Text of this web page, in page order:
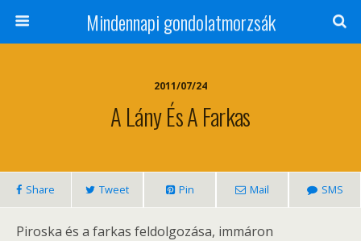
Mindennapi gondolatmorzsák
2011/07/24
A Lány És A Farkas
Share Tweet Pin Mail SMS
Piroska és a farkas feldolgozása, immáron